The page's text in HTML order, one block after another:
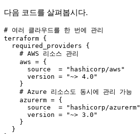
다음 코드를 살펴봅시다.
# 여러 클라우드를 한 번에 관리
terraform {
  required_providers {
    #
AWS 리소스 관리
    aws = {
      source  =
"hashicorp/aws"
      version =
"~> 4.0"
    }
    #
Azure 리소스도 동시에 관리 가능
    azurerm = {
      source  =
"hashicorp/azurerm"
      version =
"~> 3.0"
    }
  }